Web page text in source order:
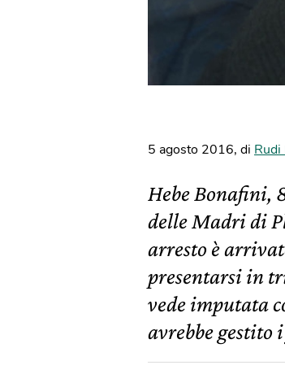
5 agosto 2016, di Rudi
Hebe Bonafini,
delle Madri di
arresto è
presentarsi in
vede imputata
avrebbe